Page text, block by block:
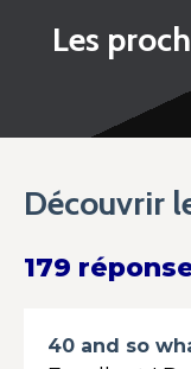
Les
Découvrir
179
40 and so